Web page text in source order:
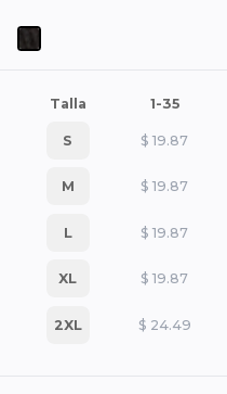
Talla 1-35
S $ 19.87
M $ 19.87
L $ 19.87
XL $ 19.87
2XL $ 24.49